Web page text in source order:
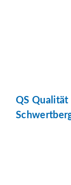
QS Qualität